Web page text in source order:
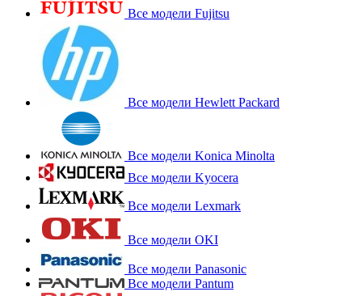
Все модели Fujitsu
Все модели Hewlett Packard
Все модели Konica Minolta
Все модели Kyocera
Все модели Lexmark
Все модели OKI
Все модели Panasonic
Все модели Pantum